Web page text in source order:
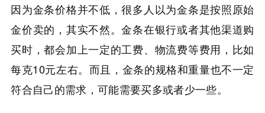
因为金条价格并不低，很多人以为金条是按照原始
金价卖的，其实不然。金条在银行或者其他渠道购
买时，都会加上一定的工费、物流费等费用，比如
每克10元左右。而且，金条的规格和重量也不一定
符合自己的需求，可能需要买多或者少一些。